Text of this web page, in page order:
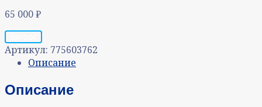
65 000₽
Артикул: 775603762
Описание
Описание